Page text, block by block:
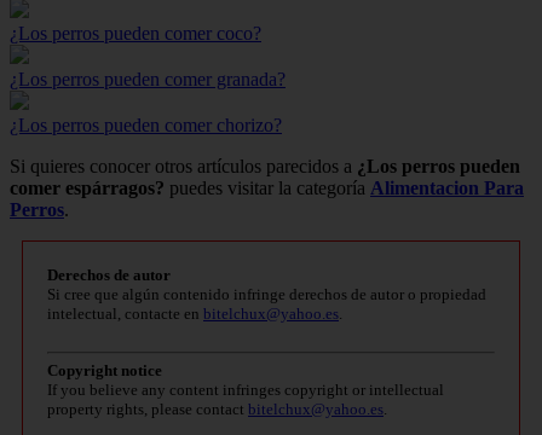
¿Los perros pueden comer coco?
¿Los perros pueden comer granada?
¿Los perros pueden comer chorizo?
Si quieres conocer otros artículos parecidos a ¿Los perros pueden
comer espárragos? puedes visitar la categoría Alimentacion Para
Perros.
Derechos de autor
Si cree que algún contenido infringe derechos de autor o propiedad
intelectual, contacte en bitelchux@yahoo.es.
Copyright notice
If you believe any content infringes copyright or intellectual
property rights, please contact bitelchux@yahoo.es.